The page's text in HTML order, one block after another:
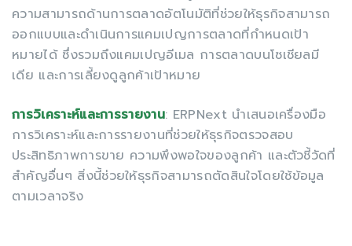
ความสามารถด้านการตลาดอัตโนมัติที่ช่วยให้ธุรกิจสามารถ
ออกแบบและดำเนินการแคมเปญการตลาดที่กำหนดเป้า
หมายได้ ซึ่งรวมถึงแคมเปญอีเมล การตลาดบนโซเชียลมี
เดีย และการเลี้ยงดูลูกค้าเป้าหมาย
การวิเคราะห์และการรายงาน: ERPNext นำเสนอเครื่องมือ
การวิเคราะห์และการรายงานที่ช่วยให้ธุรกิจตรวจสอบ
ประสิทธิภาพการขาย ความพึงพอใจของลูกค้า และตัวชี้วัดที่
สำคัญอื่นๆ สิ่งนี้ช่วยให้ธุรกิจสามารถตัดสินใจโดยใช้ข้อมูล
ตามเวลาจริง